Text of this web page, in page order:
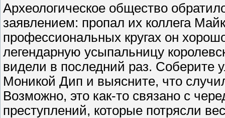
Археологическое общество
заявлением: пропал их коллега
профессиональных кругах он
легендарную усыпальницу
видели в последний раз. Соберите
Моникой Дип и выясните, что
Возможно, это как-то связано с
преступлений, которые потрясли